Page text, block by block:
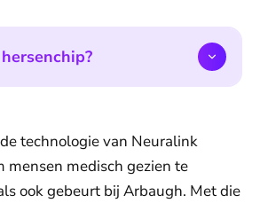
technologie van Neuralink
mensen medisch gezien te
ook gebeurt bij Arbaugh. Met die